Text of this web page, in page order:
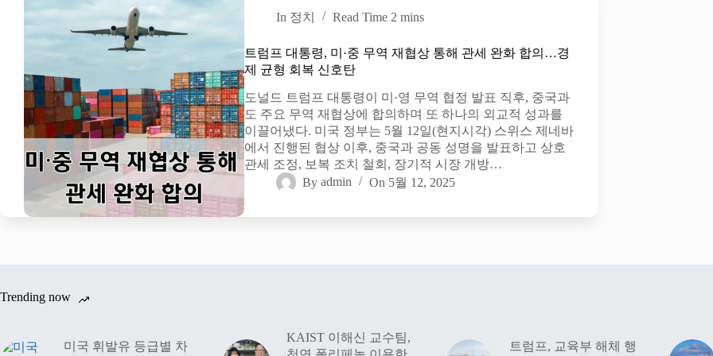
In 정치 Read Time 2 mins
트럼프 대통령, 미·중 무역 재협상 통해 관세 완화 합의…경
제 균형 회복 신호탄
도널드 트럼프 대통령이 미·영 무역 협정 발표 직후, 중국과
도 주요 무역 재협상에 합의하며 또 하나의 외교적 성과를
이끌어냈다. 미국 정부는 5월 12일(현지시각) 스위스 제네바
에서 진행된 협상 이후, 중국과 공동 성명을 발표하고 상호
관세 조정, 보복 조치 철회, 장기적 시장 개방…
By admin On 5월 12, 2025
Trending now
미국 휘발유 등급별 차
KAIST 이해신 교수팀,
트럼프, 교육부 해체 행